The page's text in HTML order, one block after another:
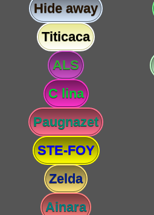
Hide away
Titicaca
ALS
C lina
Paugnazet
STE-FOY
Zelda
Ainara